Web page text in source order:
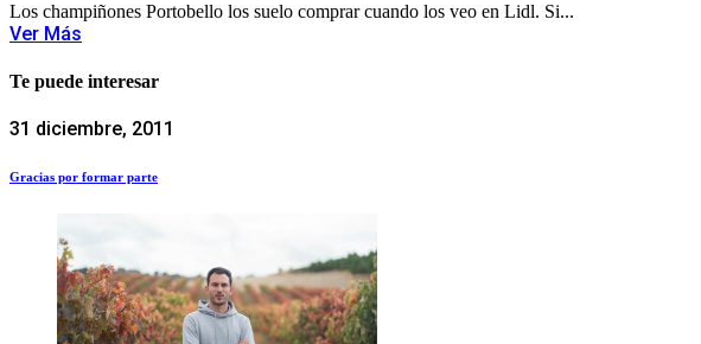
Los champiñones Portobello los suelo comprar cuando los veo en Lidl. Si...
Ver Más
Te puede interesar
31 diciembre, 2011
Gracias por formar parte